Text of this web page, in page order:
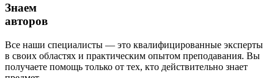
Знаем
авторов
Все наши специалисты — это квалифицированные эксперты
в своих областях и практическим опытом преподавания. Вы
получаете помощь только от тех, кто действительно знает